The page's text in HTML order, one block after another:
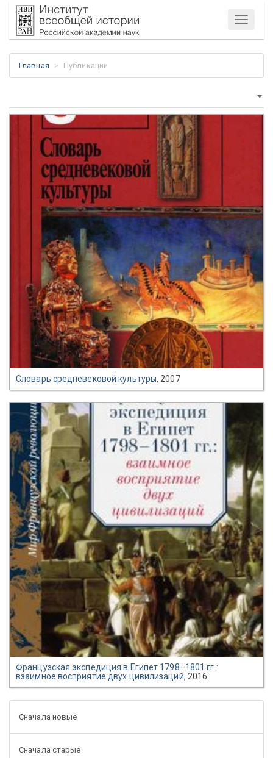
Меню
Главная Публикации
Словарь средневековой культуры, 2007
Французская экспедиция в Египет 1798–1801 гг.:
взаимное восприятие двух цивилизаций, 2016
Сначала новые
Сначала старые